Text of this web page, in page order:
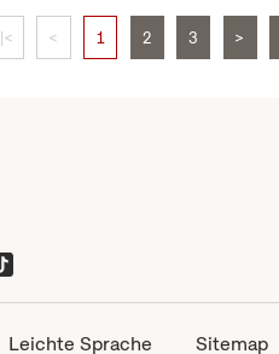
|< < 1 2 3 >
Leichte Sprache Sitemap